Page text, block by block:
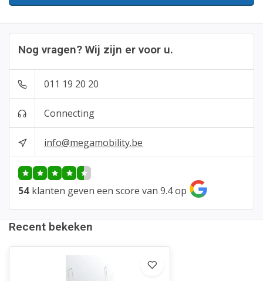
Nog vragen? Wij zijn er voor u.
011 19 20 20
Connecting
info@megamobility.be
54 klanten geven een score van 9.4 op
Recent bekeken